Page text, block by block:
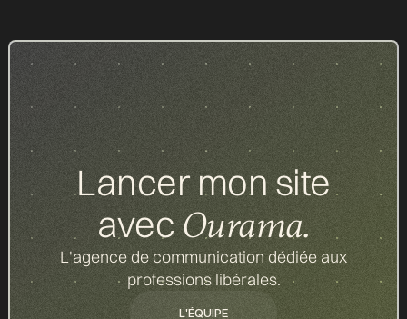
Lancer mon site
avecOurama.
L'agence de communication dédiée aux
professions libérales.
L'ÉQUIPE